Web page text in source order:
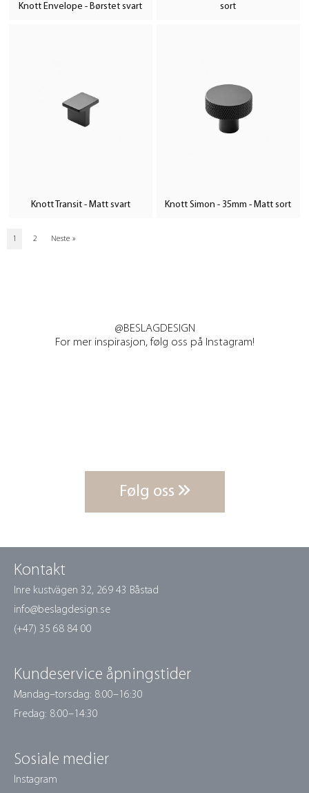
Knott Envelope - Børstet svart
sort
Knott Transit - Matt svart Knott Simon - 35mm - Matt sort
1 2 Neste »
@BESLAGDESIGN
For mer inspirasjon, følg oss på Instagram!
Følg oss
Kontakt
Inre kustvägen 32, 269 43 Båstad
info@beslagdesign.se
(+47) 35 68 84 00
Kundeservice åpningstider
Mandag–torsdag: 8:00–16:30
Fredag: 8:00–14:30
Sosiale medier
Instagram